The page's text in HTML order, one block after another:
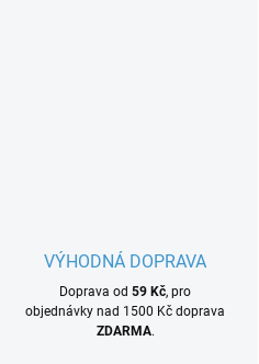
VÝHODNÁ DOPRAVA
Doprava od 59 Kč, pro
objednávky nad 1500 Kč doprava
ZDARMA.